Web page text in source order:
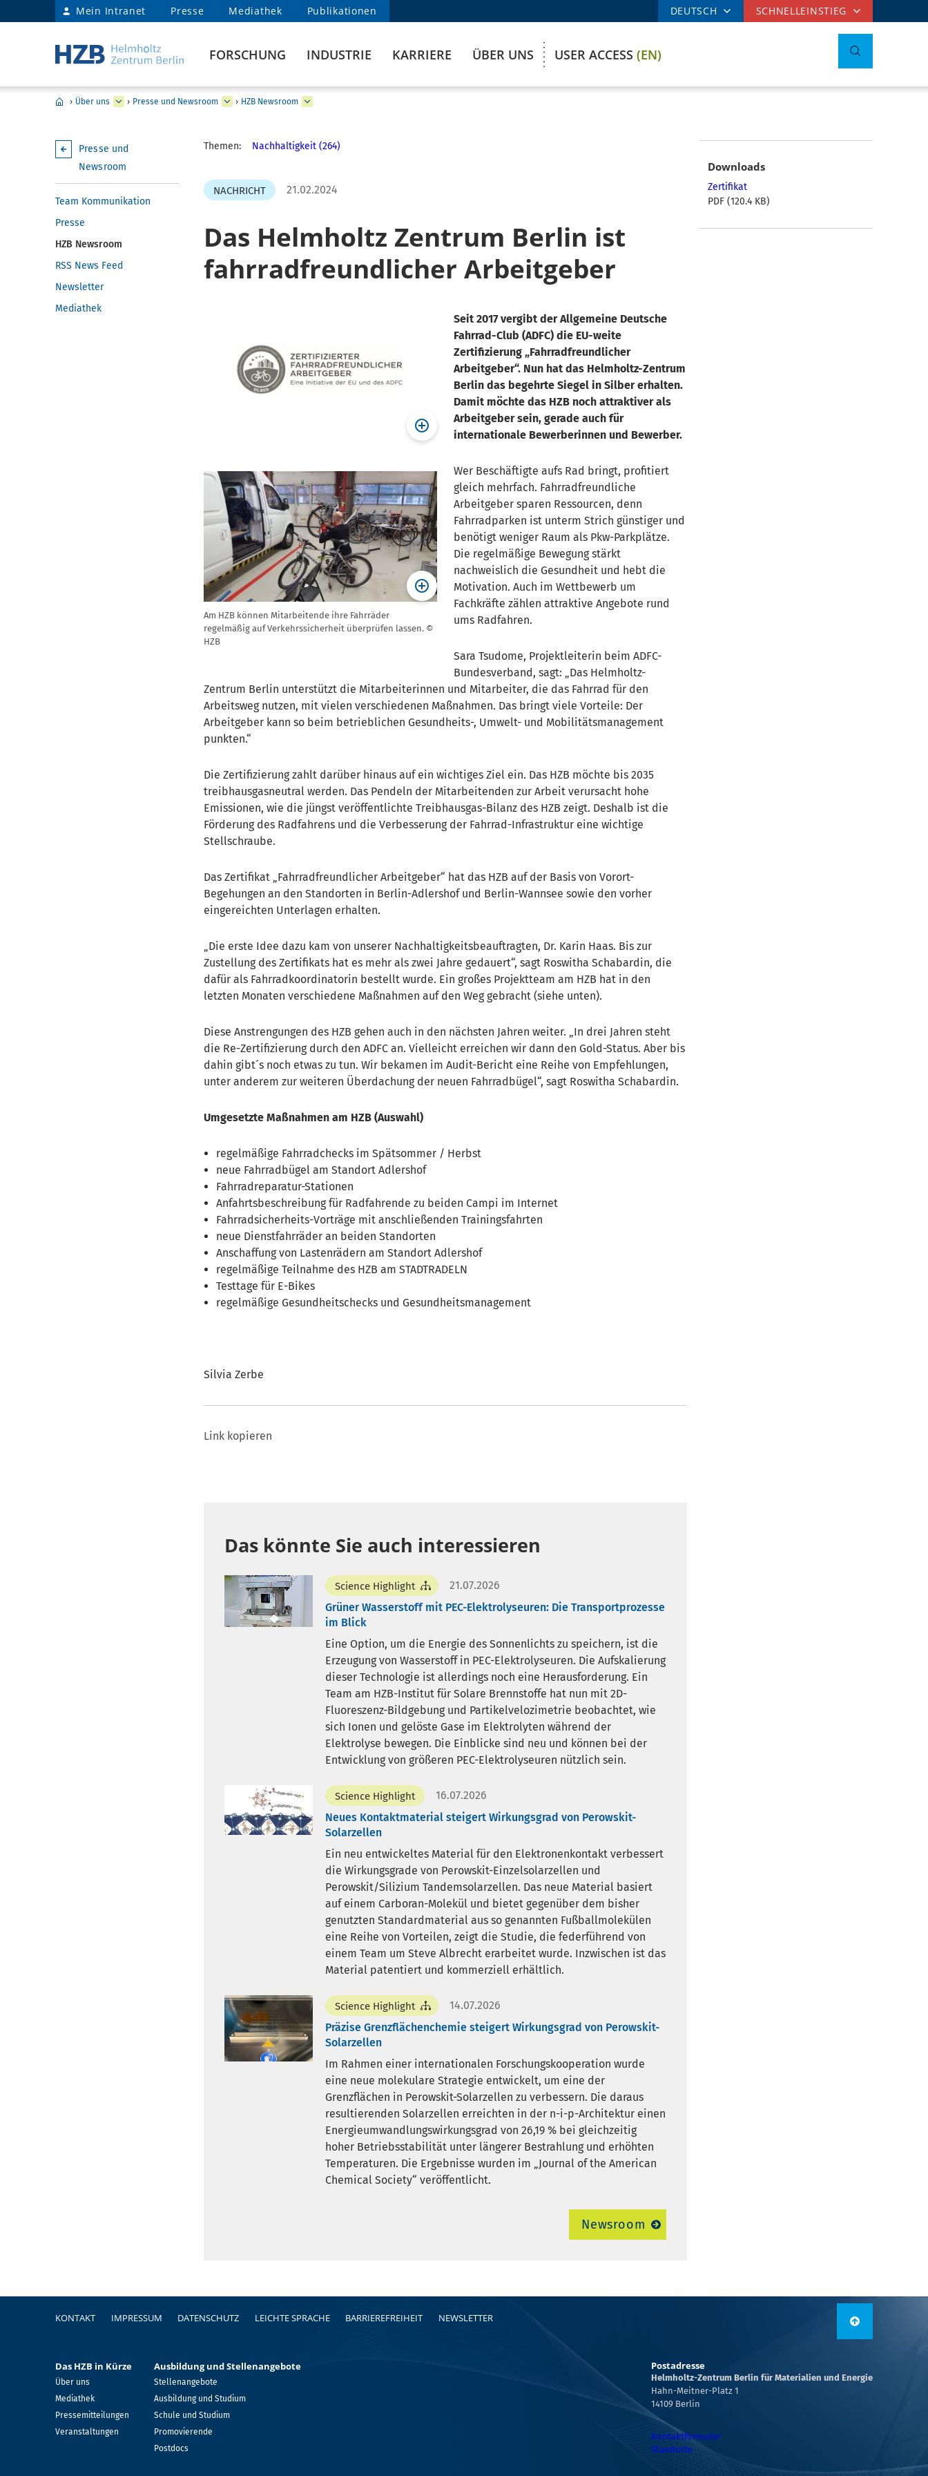
Mein Intranet Presse Mediathek Publikationen DEUTSCH SCHNELLEINSTIEG
FORSCHUNG INDUSTRIE KARRIERE ÜBER UNS USER ACCESS (EN)
› Über uns › Presse und Newsroom › HZB Newsroom
Presse und
Newsroom
Team Kommunikation
Presse
HZB Newsroom
RSS News Feed
Newsletter
Mediathek
Themen: Nachhaltigkeit (264)
NACHRICHT 21.02.2024
Das Helmholtz Zentrum Berlin ist
fahrradfreundlicher Arbeitgeber
Am HZB können Mitarbeitende ihre Fahrräder
regelmäßig auf Verkehrssicherheit überprüfen lassen. ©
HZB
Seit 2017 vergibt der Allgemeine Deutsche
Fahrrad-Club (ADFC) die EU-weite
Zertifizierung „Fahrradfreundlicher
Arbeitgeber“. Nun hat das Helmholtz-Zentrum
Berlin das begehrte Siegel in Silber erhalten.
Damit möchte das HZB noch attraktiver als
Arbeitgeber sein, gerade auch für
internationale Bewerberinnen und Bewerber.
Wer Beschäftigte aufs Rad bringt, profitiert
gleich mehrfach. Fahrradfreundliche
Arbeitgeber sparen Ressourcen, denn
Fahrradparken ist unterm Strich günstiger und
benötigt weniger Raum als Pkw-Parkplätze.
Die regelmäßige Bewegung stärkt
nachweislich die Gesundheit und hebt die
Motivation. Auch im Wettbewerb um
Fachkräfte zählen attraktive Angebote rund
ums Radfahren.
Sara Tsudome, Projektleiterin beim ADFC-
Bundesverband, sagt: „Das Helmholtz-
Zentrum Berlin unterstützt die Mitarbeiterinnen und Mitarbeiter, die das Fahrrad für den
Arbeitsweg nutzen, mit vielen verschiedenen Maßnahmen. Das bringt viele Vorteile: Der
Arbeitgeber kann so beim betrieblichen Gesundheits-, Umwelt- und Mobilitätsmanagement
punkten.“
Die Zertifizierung zahlt darüber hinaus auf ein wichtiges Ziel ein. Das HZB möchte bis 2035
treibhausgasneutral werden. Das Pendeln der Mitarbeitenden zur Arbeit verursacht hohe
Emissionen, wie die jüngst veröffentlichteTreibhausgas-Bilanz des HZB zeigt. Deshalb ist die
Förderung des Radfahrens und die Verbesserung der Fahrrad-Infrastruktur eine wichtige
Stellschraube.
Das Zertifikat „Fahrradfreundlicher Arbeitgeber“ hat das HZB auf der Basis von Vorort-
Begehungen an den Standorten in Berlin-Adlershof und Berlin-Wannsee sowie den vorher
eingereichten Unterlagen erhalten.
Die erste Idee dazu kam von unserer Nachhaltigkeitsbeauftragten, Dr. Karin Haas. Bis zur
Zustellung des Zertifikats hat es mehr als zwei Jahre gedauert“, sagt Roswitha Schabardin, die
dafür als Fahrradkoordinatorin bestellt wurde. Ein großes Projektteam am HZB hat in den
letzten Monaten verschiedene Maßnahmen auf den Weg gebracht (siehe unten).
Diese Anstrengungen des HZB gehen auch in den nächsten Jahren weiter. „In drei Jahren steht
die Re-Zertifizierung durch den ADFC an. Vielleicht erreichen wir dann den Gold-Status. Aber bis
dahin gibt´s noch etwas zu tun. Wir bekamen im Audit-Bericht eine Reihe von Empfehlungen,
unter anderem zur weiteren Überdachung der neuen Fahrradbügel“, sagt Roswitha Schabardin.
Umgesetzte Maßnahmen am HZB (Auswahl)
regelmäßige Fahrradchecks im Spätsommer / Herbst
neue Fahrradbügel am Standort Adlershof
Fahrradreparatur-Stationen
Anfahrtsbeschreibung für Radfahrende zu beiden Campi im Internet
Fahrradsicherheits-Vorträge mit anschließenden Trainingsfahrten
neue Dienstfahrräder an beiden Standorten
Anschaffung von Lastenrädern am Standort Adlershof
regelmäßige Teilnahme des HZB am STADTRADELN
Testtage für E-Bikes
regelmäßige Gesundheitschecks und Gesundheitsmanagement
Silvia Zerbe
Link kopieren
Das könnte Sie auch interessieren
Science Highlight
21.07.2026
Grüner Wasserstoff mit PEC-Elektrolyseuren: Die Transportprozesse
im Blick
Eine Option, um die Energie des Sonnenlichts zu speichern, ist die
Erzeugung von Wasserstoff in PEC-Elektrolyseuren. Die Aufskalierung
dieser Technologie ist allerdings noch eine Herausforderung. Ein
Team am HZB-Institut für Solare Brennstoffe hat nun mit 2D-
Fluoreszenz-Bildgebung und Partikelvelozimetrie beobachtet, wie
sich Ionen und gelöste Gase im Elektrolyten während der
Elektrolyse bewegen. Die Einblicke sind neu und können bei der
Entwicklung von größeren PEC-Elektrolyseuren nützlich sein.
Science Highlight
16.07.2026
Neues Kontaktmaterial steigert Wirkungsgrad von Perowskit-
Solarzellen
Ein neu entwickeltes Material für den Elektronenkontakt verbessert
die Wirkungsgrade von Perowskit-Einzelsolarzellen und
Perowskit/Silizium Tandemsolarzellen. Das neue Material basiert
auf einem Carboran-Molekül und bietet gegenüber dem bisher
genutzten Standardmaterial aus so genannten Fußballmolekülen
eine Reihe von Vorteilen, zeigt die Studie, die federführend von
einem Team um Steve Albrecht erarbeitet wurde. Inzwischen ist das
Material patentiert und kommerziell erhältlich.
Science Highlight
14.07.2026
Präzise Grenzflächenchemie steigert Wirkungsgrad von Perowskit-
Solarzellen
Im Rahmen einer internationalen Forschungskooperation wurde
eine neue molekulare Strategie entwickelt, um eine der
Grenzflächen in Perowskit-Solarzellen zu verbessern. Die daraus
resultierenden Solarzellen erreichten in der n-i-p-Architektur einen
Energieumwandlungswirkungsgrad von 26,19 % bei gleichzeitig
hoher Betriebsstabilität unter längerer Bestrahlung und erhöhten
Temperaturen. Die Ergebnisse wurden im „Journal of the American
Chemical Society“ veröffentlicht.
Newsroom
Downloads
Zertifikat
PDF (120.4 KB)
Fußzeile
KONTAKT IMPRESSUM DATENSCHUTZ LEICHTE SPRACHE BARRIEREFREIHEIT NEWSLETTER
Das HZB in Kürze
Über uns
Mediathek
Pressemitteilungen
Veranstaltungen
Ausbildung und Stellenangebote
Stellenangebote
Ausbildung und Studium
Schule und Studium
Promovierende
Postdocs
Postadresse
Helmholtz-Zentrum Berlin für Materialien und Energie
Hahn-Meitner-Platz 1
14109 Berlin
Kontaktformular
Standorte